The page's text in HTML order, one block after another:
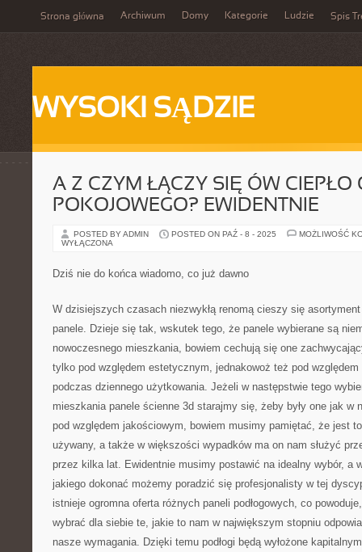
Strona główna Archiwum Domy Kategorie Ludzie Spis
WYSOKI SĄDZIE
A Z CZYM ŁĄCZY SIĘ ÓW CIEPŁO
POKOJOWEGO? EWIDENTNIE
POSTED BY ADMIN POSTED ON PAŹ - 8 - 2025
MOŻLIWOŚĆ
WYŁĄCZONA
Dziś nie do końca wiadomo, co już dawno
W dzisiejszych czasach niezwykłą renomą cieszy się
panele. Dzieje się tak, wskutek tego, że panele wybierane są
nowoczesnego mieszkania, bowiem cechują się one
tylko pod względem estetycznym, jednakowoż też pod względem
podczas dziennego użytkowania. Jeżeli w następstwie tego
mieszkania panele ścienne 3d starajmy się, żeby były one jak w
pod względem jakościowym, bowiem musimy pamiętać, że jest
używany, a także w większości wypadków ma on nam służyć
przez kilka lat. Ewidentnie musimy postawić na idealny wybór, a
jakiego dokonać możemy poradzić się profesjonalisty w tej
istnieje ogromna oferta różnych paneli podłogowych, co
wybrać dla siebie te, jakie to nam w największym stopniu
nasze wymagania. Dzięki temu podłogi będą wyłożone